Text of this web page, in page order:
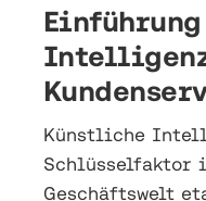
Künstliche
Schlüsselfaktor
Geschäftswelt